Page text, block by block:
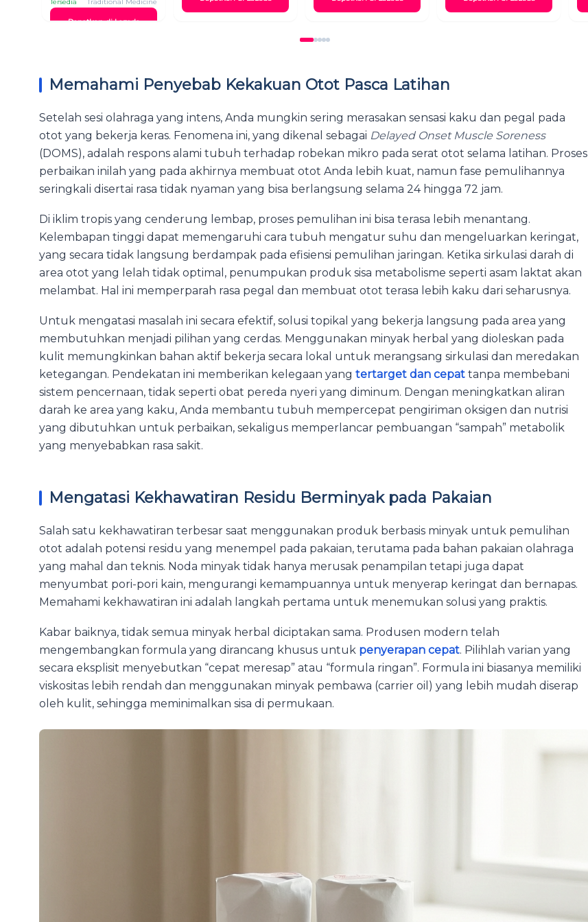
Tersedia Traditional Medicine
Dapatkan di Lazada
Memahami Penyebab Kekakuan Otot Pasca Latihan
Setelah sesi olahraga yang intens, Anda mungkin sering merasakan sensasi kaku dan pegal pada
otot yang bekerja keras. Fenomena ini, yang dikenal sebagai Delayed Onset Muscle Soreness
(DOMS), adalah respons alami tubuh terhadap robekan mikro pada serat otot selama latihan. Proses
perbaikan inilah yang pada akhirnya membuat otot Anda lebih kuat, namun fase pemulihannya
seringkali disertai rasa tidak nyaman yang bisa berlangsung selama 24 hingga 72 jam.
Di iklim tropis yang cenderung lembap, proses pemulihan ini bisa terasa lebih menantang.
Kelembapan tinggi dapat memengaruhi cara tubuh mengatur suhu dan mengeluarkan keringat,
yang secara tidak langsung berdampak pada efisiensi pemulihan jaringan. Ketika sirkulasi darah di
area otot yang lelah tidak optimal, penumpukan produk sisa metabolisme seperti asam laktat akan
melambat. Hal ini memperparah rasa pegal dan membuat otot terasa lebih kaku dari seharusnya.
Untuk mengatasi masalah ini secara efektif, solusi topikal yang bekerja langsung pada area yang
membutuhkan menjadi pilihan yang cerdas. Menggunakan minyak herbal yang dioleskan pada
kulit memungkinkan bahan aktif bekerja secara lokal untuk merangsang sirkulasi dan meredakan
ketegangan. Pendekatan ini memberikan kelegaan yang tertarget dan cepat tanpa membebani
sistem pencernaan, tidak seperti obat pereda nyeri yang diminum. Dengan meningkatkan aliran
darah ke area yang kaku, Anda membantu tubuh mempercepat pengiriman oksigen dan nutrisi
yang dibutuhkan untuk perbaikan, sekaligus memperlancar pembuangan “sampah” metabolik
yang menyebabkan rasa sakit.
Mengatasi Kekhawatiran Residu Berminyak pada Pakaian
Salah satu kekhawatiran terbesar saat menggunakan produk berbasis minyak untuk pemulihan
otot adalah potensi residu yang menempel pada pakaian, terutama pada bahan pakaian olahraga
yang mahal dan teknis. Noda minyak tidak hanya merusak penampilan tetapi juga dapat
menyumbat pori-pori kain, mengurangi kemampuannya untuk menyerap keringat dan bernapas.
Memahami kekhawatiran ini adalah langkah pertama untuk menemukan solusi yang praktis.
Kabar baiknya, tidak semua minyak herbal diciptakan sama. Produsen modern telah
mengembangkan formula yang dirancang khusus untuk penyerapan cepat. Pilihlah varian yang
secara eksplisit menyebutkan “cepat meresap” atau “formula ringan”. Formula ini biasanya memiliki
viskositas lebih rendah dan menggunakan minyak pembawa (carrier oil) yang lebih mudah diserap
oleh kulit, sehingga meminimalkan sisa di permukaan.